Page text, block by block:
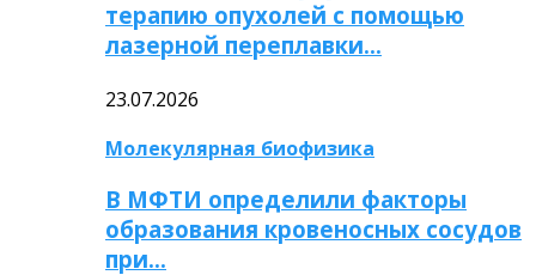
терапию опухолей с помощью
лазерной переплавки…
23.07.2026
Молекулярная биофизика
В МФТИ определили факторы
образования кровеносных сосудов
при…